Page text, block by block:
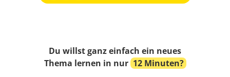
Du willst ganz einfach ein neues
Thema lernen in nur 12 Minuten?